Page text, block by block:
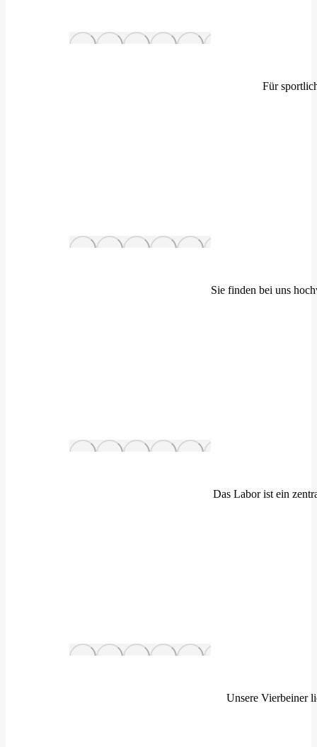
Für
Sie finden bei uns
Das Labor ist ein
Unsere Vierbeiner